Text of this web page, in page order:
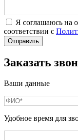
Я соглашаюсь на
соответствии с
Заказать
Ваши данные
Удобное время для